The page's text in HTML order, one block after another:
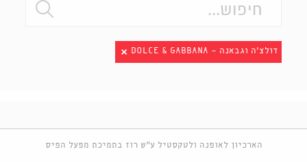
דולצ'ה וגבאנה - DOLCE & GABBANA
הארכיון לאופנה ולטקסטיל ע"ש רוז בתמיכת מפעל הפיס